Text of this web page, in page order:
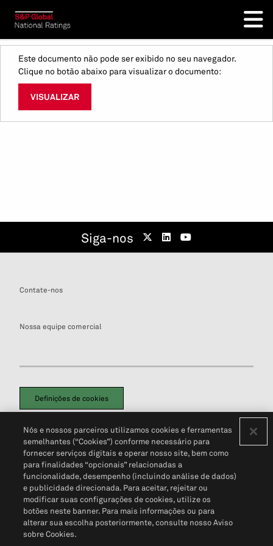
Este documento não pode ser exibido no seu navegador.
Clique no botão abaixo para visualizar o documento:
VISUALIZAR
Siga-nos
Contate-nos
Nossa equipe comercial
Definições de cookies
Política de PrivacidadePortal de privacidade do cliente (em inglês)
Não Venda Minhas Informações Pessoais© 2026 S&P Global
Nós e nossos parceiros utilizamos cookies e ferramentas
semelhantes (“Cookies”) conforme necessário para
fornecer serviços digitais e operar nosso site, bem como
para finalidades “opcionais” relacionadas a
funcionalidade, desempenho (incluindo análise de dados)
e publicidade direcionada. Para aceitar, rejeitar ou
modificar suas configurações de cookies, utilize os
botões neste banner. Para mais informações ou para
alterar sua escolha posteriormente, consulte nosso Aviso
sobre Cookies.